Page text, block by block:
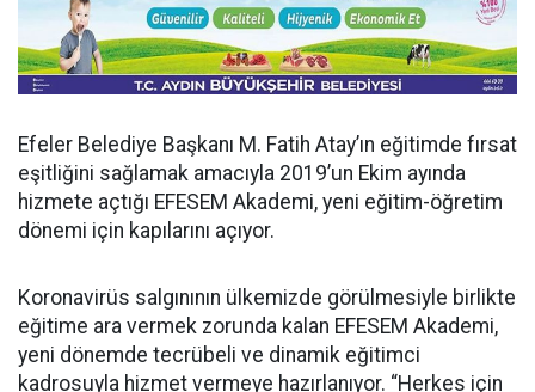
Efeler Belediye Başkanı M. Fatih Atay’ın eğitimde fırsat
eşitliğini sağlamak amacıyla 2019’un Ekim ayında
hizmete açtığı EFESEM Akademi, yeni eğitim-öğretim
dönemi için kapılarını açıyor.
Koronavirüs salgınının ülkemizde görülmesiyle birlikte
eğitime ara vermek zorunda kalan EFESEM Akademi,
yeni dönemde tecrübeli ve dinamik eğitimci
kadrosuyla hizmet vermeye hazırlanıyor. “Herkes için